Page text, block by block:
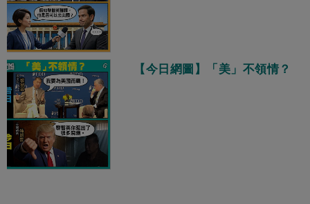
【今日網圖】「美」不領情？